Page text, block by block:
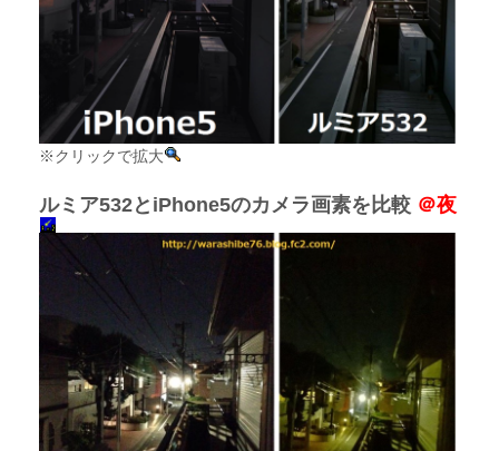
※クリックで拡大
ルミア532とiPhone5のカメラ画素を比較 ＠夜